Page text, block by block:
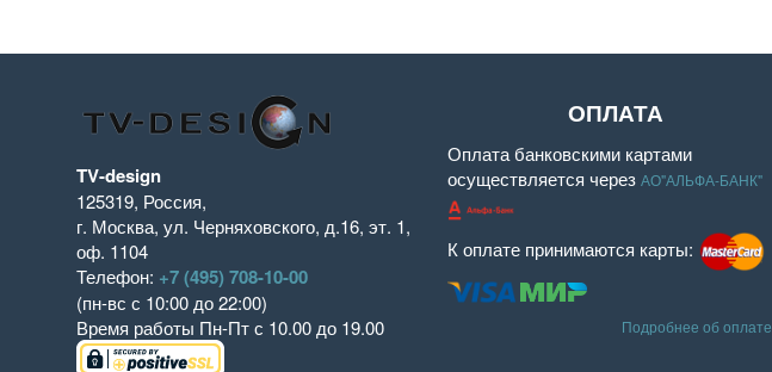
TV-design
125319, Россия,
г. Москва, ул. Черняховского, д.16, эт. 1,
оф. 1104
Телефон: +7 (495) 708-10-00
(пн-вс с 10:00 до 22:00)
Время работы Пн-Пт с 10.00 до 19.00
ОПЛАТА
Оплата банковскими картами
осуществляется черезАО"АЛЬФА-БАНК"
К оплате принимаются карты:
Подробнее об оплате